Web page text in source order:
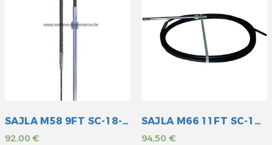
SAJLA M58 9FT SC-18-009
92,00€
SAJLA M66 11FT SC-16-011
94,50€